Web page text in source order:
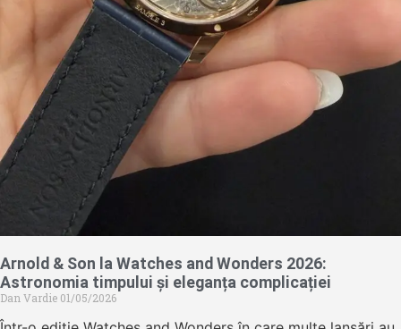
Arnold & Son la Watches and Wonders 2026:
Astronomia timpului și eleganța complicației
Dan Vardie 01/05/2026